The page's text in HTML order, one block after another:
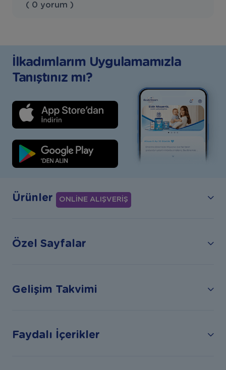
( 0 yorum )
İlkadımlarım Uygulamamızla
Tanıştınız mı?
Ürünler ONLİNE ALIŞVERİŞ
Özel Sayfalar
Gelişim Takvimi
Faydalı İçerikler